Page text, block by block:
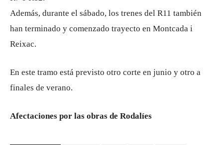
Además, durante el sábado, los trenes del R11 también
han terminado y comenzado trayecto en Montcada i
Reixac.
En este tramo está previsto otro corte en junio y otro a
finales de verano.
Afectaciones por las obras de Rodalíes